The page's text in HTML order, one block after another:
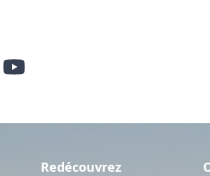
Redécouvrez